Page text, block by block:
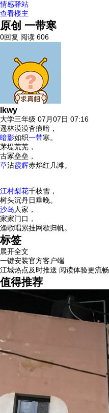
情感驿站
查看楼主
原创 一带寒
0回复 阅读 606
lkwy
大学三年级 07月07日 07:16
遥林漠漠杳痕暗，
暗影如织一带寒。
茅堤荒芜，
古冢垒垒，
草沾霞辉赤焰红几滩。
江村梨花千枝雪，
树头沉丹日垂晚。
沙岛 人家，
家家门口，
渔歌唱累挂网歇归帆。
标签
展开全文
一键安装官方客户端
江城热点及时推送 阅读体验更流畅
值得推荐